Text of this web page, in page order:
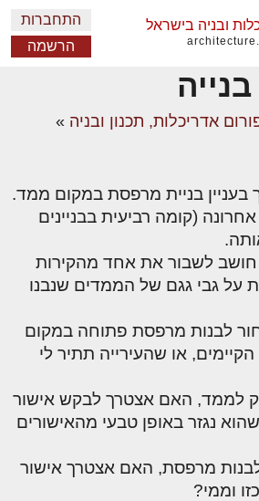
ובניה בישראל
התחברות
הרשמה
אדריכלות, תכנון ובניה »
בניית מרפסת במקום ממד.
(קומה רביעית בבניינים
חושב לשבור את אחד מהקירות
על גבי גגם של הממדים שנבנו
לבנות מרפסת פתוחה במקום
או שהעירייה תתיר לי
לממד, האם אצטרך לבקש אישור
נגזר באופן טבעי מהאישורים
לבנות מרפסת, האם אצטרך אישור
וממי?